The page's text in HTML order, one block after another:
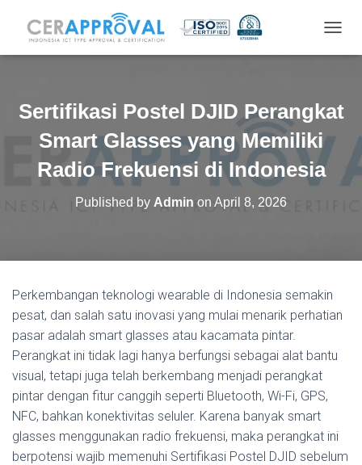
O
E
Sertifikasi Postel DJID Perangkat
Smart Glasses yang Memiliki
Radio Frekuensi di Indonesia
Published by Admin on April 8, 2026
Perkembangan teknologi wearable di Indonesia semakin
pesat, dan salah satu inovasi yang mulai menarik perhatian
pasar adalah smart glasses atau kacamata pintar.
Perangkat ini tidak lagi hanya berfungsi sebagai alat bantu
visual, tetapi juga telah berkembang menjadi perangkat
pintar dengan fitur canggih seperti Bluetooth, Wi-Fi, GPS,
NFC, bahkan konektivitas seluler. Karena banyak smart
glasses menggunakan radio frekuensi, maka perangkat ini
berpotensi wajib memenuhi Sertifikasi Postel DJID sebelum